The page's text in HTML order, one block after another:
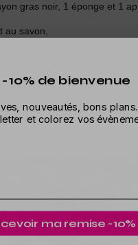
gras noir, 1 éponge et 1
au savon.
catégorie
-10% de bienvenue
nouveautés, bons
et colorez vos
ma remise -10%